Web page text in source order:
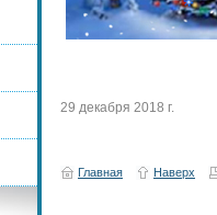
29 декабря 2018 г.
Главная Наверх